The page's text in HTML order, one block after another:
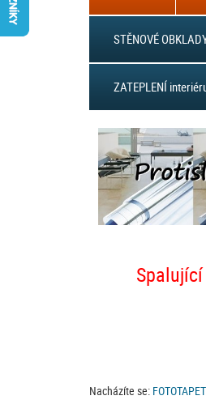
STĚNOVÉ
ZATEPLENÍ
Nacházíte se: